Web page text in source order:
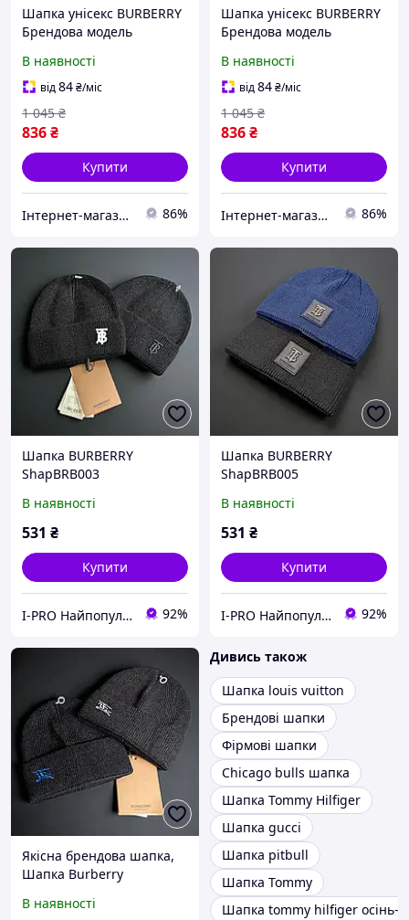
Шапка унісекс BURBERRY
Брендова модель
зими розмір
універсальний
В наявності
від84₴/міс
836₴
1 045 ₴
Купити
Інтернет-магазин Cool Top 86%
Шапка унісекс BURBERRY
Брендова модель
зими універсального
розміру БІЛЕ лого
В наявності
від84₴/міс
836₴
1 045 ₴
Купити
Інтернет-магазин Cool Top 86%
Шапка BURBERRY
ShapBRB003
В наявності
531 ₴
Купити
I-PRO Найпопулярніші товари 92%
Шапка BURBERRY
ShapBRB005
В наявності
531 ₴
Купити
I-PRO Найпопулярніші товари 92%
Якісна брендова шапка,
Шапка Burberry
В наявності
Дивись також
Шапка louis vuitton
Брендові шапки
Фірмові шапки
Chicago bulls шапка
Шапка Tommy Hilfiger
Шапка gucci
Шапка pitbull
Шапка Tommy
Шапка tommy hilfiger осінь-